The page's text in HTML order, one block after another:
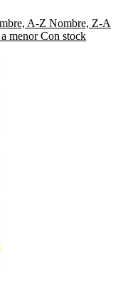
A-Z Nombre, Z-A
menorCon stock